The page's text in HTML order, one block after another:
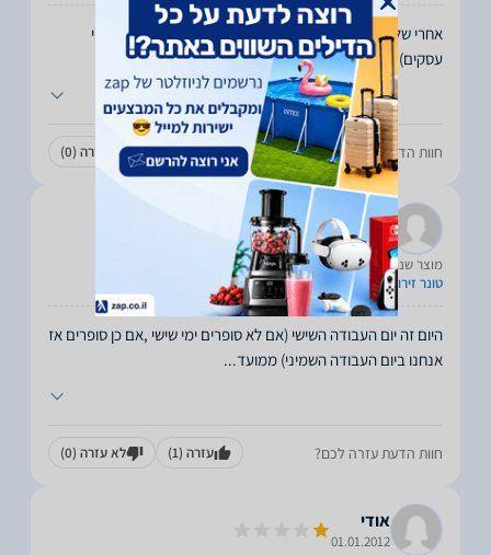
אחרי שלושה שבועות שלא הגיע המוצר (אמור להגיע תוך 6 ימי
עסקים) יצרתי קשר עם החברה. תירצו שההזמנה נפלה...
חוות הדעת עזרה לכם? עזרה(1) לא עזרה (0)
יאיר
12.02.2012
מוצר שנרכש:
טונר זירוקס 120
היום זה יום העבודה השישי (אם לא סופרים ימי שישי ,אם כן סופרים אז
אנחנו ביום העבודה השמיני) ממועד...
חוות הדעת עזרה לכם? עזרה (1) לא עזרה (0)
אודי
01.01.2012